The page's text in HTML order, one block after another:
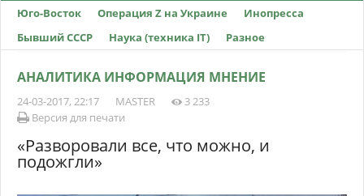
Юго-Восток Операция Z на Украине
Инопресса
Бывший СССР
Наука (техника IT) Разное
АНАЛИТИКА ИНФОРМАЦИЯ МНЕНИЕ
24-03-2017, 22:17 MASTER
3 233
Версия для печати
«Разворовали все, что можно, и
подожгли»